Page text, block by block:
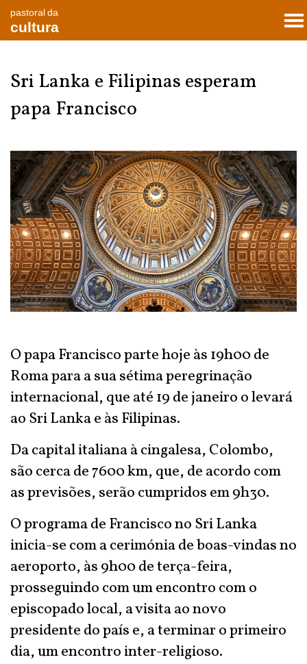
pastoral da
cultura
Sri Lanka e Filipinas esperam
papa Francisco
O papa Francisco parte hoje às 19h00 de
Roma para a sua sétima peregrinação
internacional, que até 19 de janeiro o levará
ao Sri Lanka e às Filipinas.
Da capital italiana à cingalesa, Colombo,
são cerca de 7600 km, que, de acordo com
as previsões, serão cumpridos em 9h30.
O programa de Francisco no Sri Lanka
inicia-se com a cerimónia de boas-vindas no
aeroporto, às 9h00 de terça-feira,
prosseguindo com um encontro com o
episcopado local, a visita ao novo
presidente do país e, a terminar o primeiro
dia, um encontro inter-religioso.